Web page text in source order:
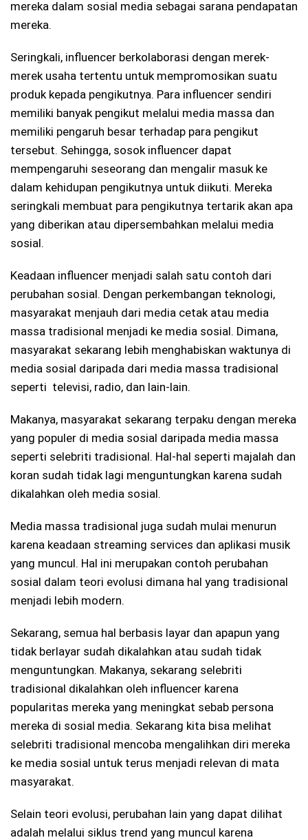
mereka dalam sosial media sebagai sarana pendapatan
mereka.
Seringkali, influencer berkolaborasi dengan merek-
merek usaha tertentu untuk mempromosikan suatu
produk kepada pengikutnya. Para influencer sendiri
memiliki banyak pengikut melalui media massa dan
memiliki pengaruh besar terhadap para pengikut
tersebut. Sehingga, sosok influencer dapat
mempengaruhi seseorang dan mengalir masuk ke
dalam kehidupan pengikutnya untuk diikuti. Mereka
seringkali membuat para pengikutnya tertarik akan apa
yang diberikan atau dipersembahkan melalui media
sosial.
Keadaan influencer menjadi salah satu contoh dari
perubahan sosial. Dengan perkembangan teknologi,
masyarakat menjauh dari media cetak atau media
massa tradisional menjadi ke media sosial. Dimana,
masyarakat sekarang lebih menghabiskan waktunya di
media sosial daripada dari media massa tradisional
seperti televisi, radio, dan lain-lain.
Makanya, masyarakat sekarang terpaku dengan mereka
yang populer di media sosial daripada media massa
seperti selebriti tradisional. Hal-hal seperti majalah dan
koran sudah tidak lagi menguntungkan karena sudah
dikalahkan oleh media sosial.
Media massa tradisional juga sudah mulai menurun
karena keadaan streaming services dan aplikasi musik
yang muncul. Hal ini merupakan contoh perubahan
sosial dalam teori evolusi dimana hal yang tradisional
menjadi lebih modern.
Sekarang, semua hal berbasis layar dan apapun yang
tidak berlayar sudah dikalahkan atau sudah tidak
menguntungkan. Makanya, sekarang selebriti
tradisional dikalahkan oleh influencer karena
popularitas mereka yang meningkat sebab persona
mereka di sosial media. Sekarang kita bisa melihat
selebriti tradisional mencoba mengalihkan diri mereka
ke media sosial untuk terus menjadi relevan di mata
masyarakat.
Selain teori evolusi, perubahan lain yang dapat dilihat
adalah melalui siklus trend yang muncul karena